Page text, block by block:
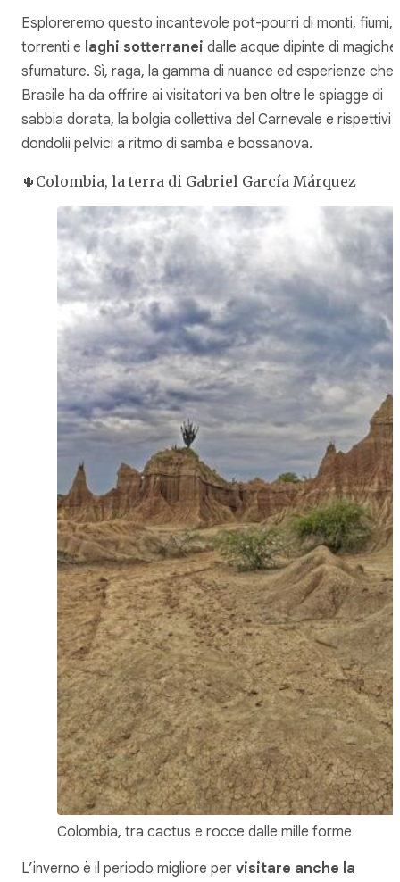
Esploreremo questo incantevole pot-pourri di monti, fiumi,
torrenti e laghi sotterranei dalle acque dipinte di magiche
sfumature. Sì, raga, la gamma di nuance ed esperienze che
Brasile ha da offrire ai visitatori va ben oltre le spiagge di
sabbia dorata, la bolgia collettiva del Carnevale e rispettivi
dondolii pelvici a ritmo di samba e bossanova.
🌵Colombia, la terra di Gabriel García Márquez
Colombia, tra cactus e rocce dalle mille forme
L’inverno è il periodo migliore per visitare anche la